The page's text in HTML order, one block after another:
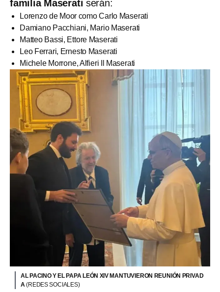
familia Maserati serán:
Lorenzo de Moor como Carlo Maserati
Damiano Pacchiani, Mario Maserati
Matteo Bassi, Ettore Maserati
Leo Ferrari, Ernesto Maserati
Michele Morrone, Alfieri Il Maserati
AL PACINO Y EL PAPA LEÓN XIV MANTUVIERON REUNIÓN PRIVAD
A(REDES SOCIALES)